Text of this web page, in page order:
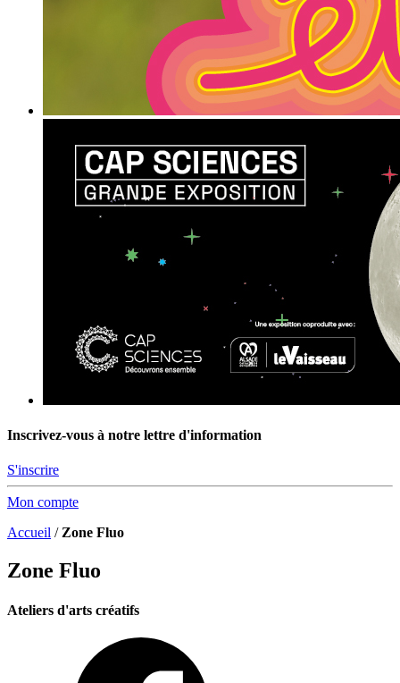
Inscrivez-vous à notre lettre d'information
S'inscrire
Mon compte
Accueil /Zone Fluo
Zone Fluo
Ateliers d'arts créatifs